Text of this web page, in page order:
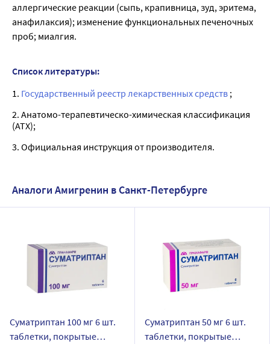
аллергические реакции (сыпь, крапивница, зуд, эритема,
анафилаксия); изменение функциональных печеночных
проб; миалгия.
Список литературы:
1. Государственный реестр лекарственных средств ;
2. Анатомо-терапевтическо-химическая классификация
(ATX);
3. Официальная инструкция от производителя.
Аналоги Амигренин в Санкт-Петербурге
Суматриптан 100 мг 6 шт.
таблетки, покрытые
Суматриптан 50 мг 6 шт.
таблетки, покрытые